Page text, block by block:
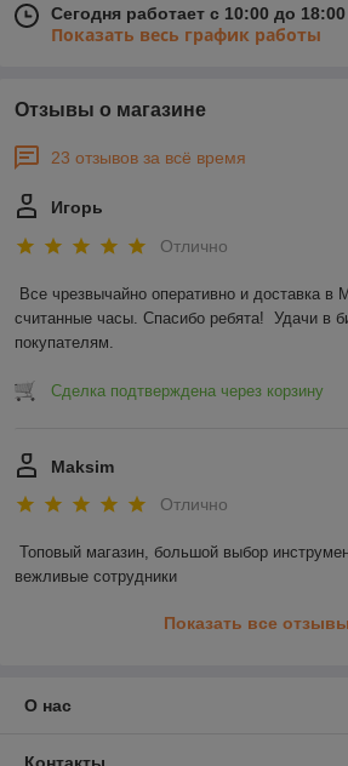
Сегодня работает с 10:00 до 18:00
Показать весь график работы
Отзывы о магазине
23 отзывов за всё время
Игорь
Отлично
Все чрезвычайно оперативно и доставка в
считанные часы. Спасибо ребята!  Удачи в
покупателям.
Сделка подтверждена через корзину
Maksim
Отлично
Топовый магазин, большой выбор
вежливые сотрудники
Показать все отзывы
О нас